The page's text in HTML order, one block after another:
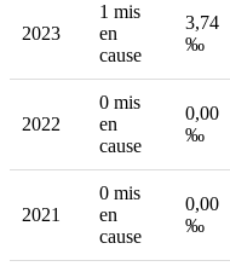
2023
1 mis
en
cause
3,74
‰
2022
0 mis
en
cause
0,00
‰
2021
0 mis
en
cause
0,00
‰